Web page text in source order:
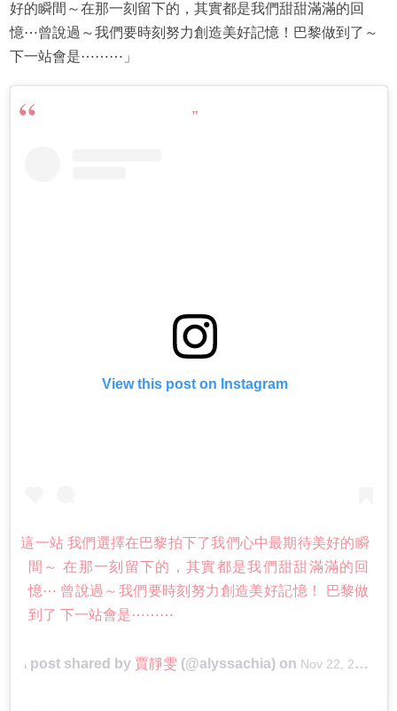
好的瞬間～在那一刻留下的，其實都是我們甜甜滿滿的回
憶⋯曾說過～我們要時刻努力創造美好記憶！巴黎做到了～
下一站會是⋯⋯⋯」
View this post on Instagram
這一站 我們選擇在巴黎拍下了我們心中最期待美好的瞬
間～ 在那一刻留下的，其實都是我們甜甜滿滿的回
憶⋯ 曾說過～我們要時刻努力創造美好記憶！ 巴黎做
到了 下一站會是⋯⋯⋯
A post shared by 賈靜雯 (@alyssachia) on Nov 22, 2018 at 12:14am PST